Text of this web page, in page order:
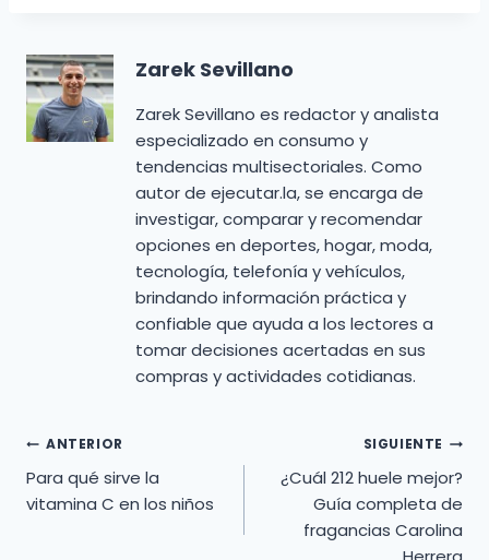
Zarek Sevillano
Zarek Sevillano es redactor y analista
especializado en consumo y
tendencias multisectoriales. Como
autor de ejecutar.la, se encarga de
investigar, comparar y recomendar
opciones en deportes, hogar, moda,
tecnología, telefonía y vehículos,
brindando información práctica y
confiable que ayuda a los lectores a
tomar decisiones acertadas en sus
compras y actividades cotidianas.
Navegación
de
ANTERIOR
Para qué sirve la
vitamina C en los niños
SIGUIENTE
¿Cuál 212 huele mejor?
Guía completa de
fragancias Carolina